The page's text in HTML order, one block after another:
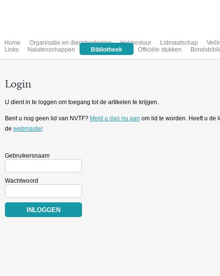
Home Organisatie en dienstverlening Het bestuur Lidmaatschap
Links
Nalatenschappen Bibliotheek Officiële stukken
Login
U dient in te loggen om toegang tot de artikelen te krijgen.
Bent u nog geen lid van NVTF? Meld u dan nu aan om lid te worden. Heeft u de
de webmaster.
Gebruikersnaam
Wachtwoord